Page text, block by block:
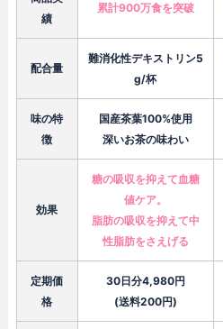
績
累計900万食を突破
配合量
難消化性デキストリン5
g/杯
味の特
徴
国産茶葉100%使用
深いお茶の味わい
効果
糖の吸収を抑えて血糖
値ケア。
脂肪の吸収を抑えて中
性脂肪をさえげる
定期価
格
30日分4,980円
(送料200円)